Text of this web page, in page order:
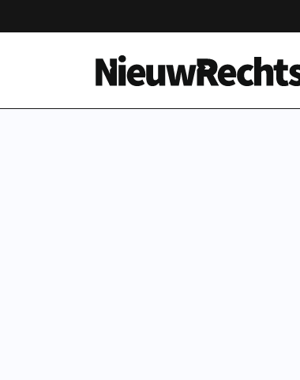
Homepage van NieuwRechts